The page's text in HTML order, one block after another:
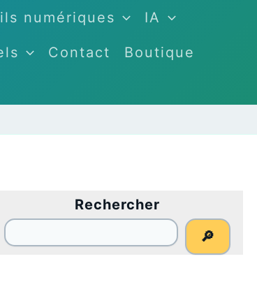
numériques IA
Contact Boutique
Rechercher
🔎